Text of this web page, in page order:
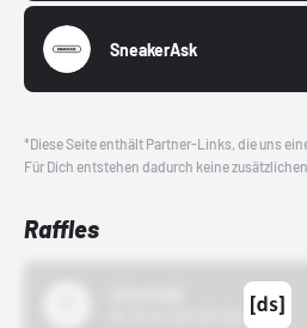
SneakerAsk
*Diese Seite enthält Partner-Links, die uns
Für Dich entstehen dadurch keine
Raffles